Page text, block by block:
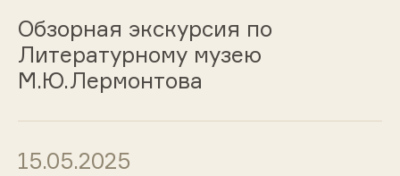
Обзорная экскурсия по
Литературному музею
М.Ю.Лермонтова
15.05.2025